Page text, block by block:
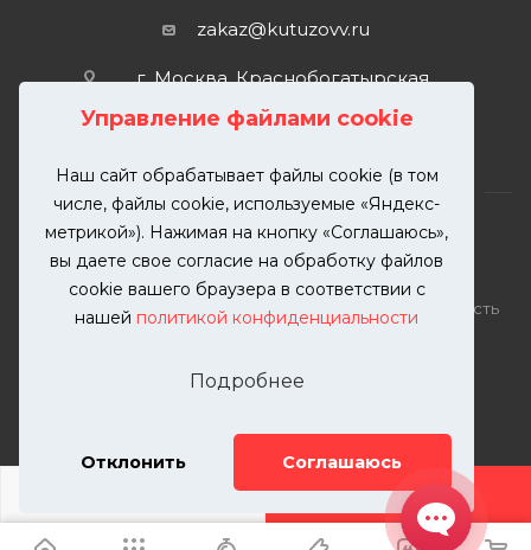
Управление файлами cookie
Наш сайт обрабатывает файлы cookie (в том
числе, файлы cookie, используемые «Яндекс-
метрикой»). Нажимая на кнопку «Соглашаюсь»,
вы даете свое согласие на обработку файлов
cookie вашего браузера в соответствии с
нашей политикой конфиденциальности
Подробнее
Отклонить Соглашаюсь
ДОБАВИТЬ УСЛУГУ
zakaz@kutuzovv.ru
г. Москва, Краснобогатырская
2026 © KUTUZOVV | Кузовной ремонт и покраска
автомобилей. Вся информация на сайте – собственность
разрешения запрещена. Все права защищены.
Телефон: 8(499)-302-00-57